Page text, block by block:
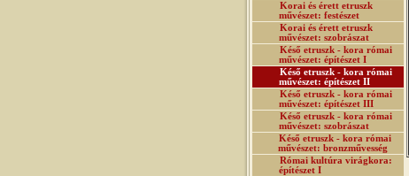
Korai és érett etruszk
művészet: festészet
Korai és érett etruszk
művészet: szobrászat
Késő etruszk - kora római
művészet: építészet I
Késő etruszk - kora római
művészet: építészet II
Késő etruszk - kora római
művészet: építészet III
Késő etruszk - kora római
művészet: szobrászat
Késő etruszk - kora római
művészet: bronzművesség
Római kultúra virágkora:
építészet I